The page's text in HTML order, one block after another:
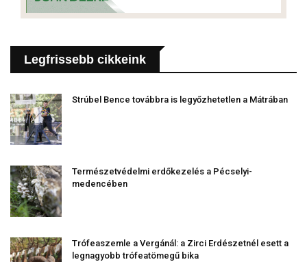
Legfrissebb cikkeink
Strúbel Bence továbbra is legyőzhetetlen a Mátrában
Természetvédelmi erdőkezelés a Pécselyi-
medencében
Trófeaszemle a Vergánál: a Zirci Erdészetnél esett a
legnagyobb trófeatömegű bika